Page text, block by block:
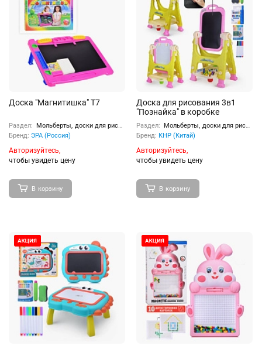
Доска "Магнитишка" Т7
Раздел:
Мольберты, доски для рисования
Бренд: ЭРА (Россия)
Авторизуйтесь,
чтобы увидеть цену
В корзину
Доска для рисования 3в1
"Познайка" в коробке
Раздел:
Мольберты, доски для рисования
Бренд: КНР (Китай)
Авторизуйтесь,
чтобы увидеть цену
В корзину